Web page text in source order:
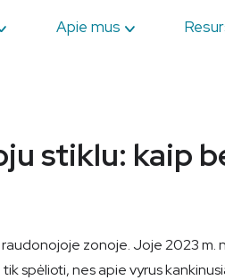
Apie mus
stiklu: kaip
zonoje. Joje 2023 m.
spėlioti, nes apie vyrus